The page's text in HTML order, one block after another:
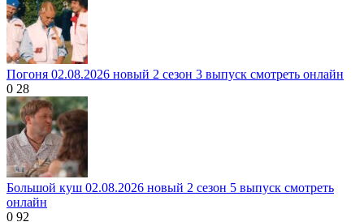
Погоня 02.08.2026 новый 2 сезон 3 выпуск смотреть онлайн
0 28
Большой куш 02.08.2026 новый 2 сезон 5 выпуск смотреть
онлайн
0 92